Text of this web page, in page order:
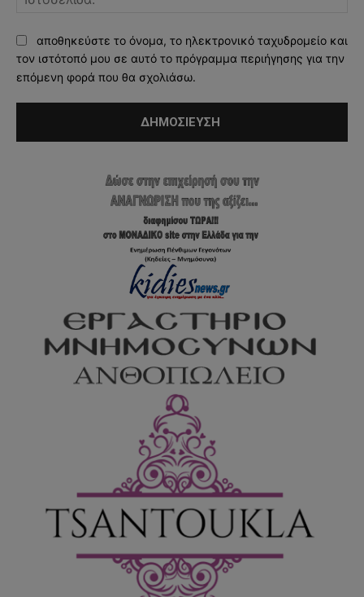
αποθηκεύστε το όνομα, το ηλεκτρονικό ταχυδρομείο και
τον ιστότοπό μου σε αυτό το πρόγραμμα περιήγησης για την
επόμενη φορά που θα σχολιάσω.